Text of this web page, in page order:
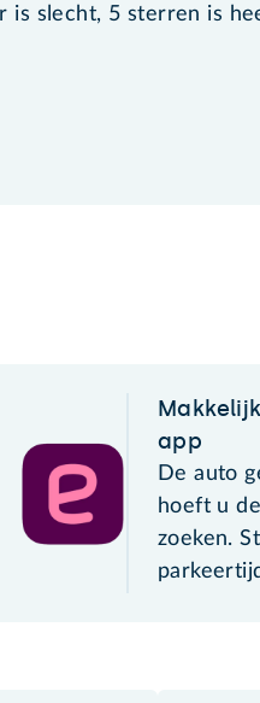
is slecht, 5 sterren is
app
De auto
hoeft u
zoeken.